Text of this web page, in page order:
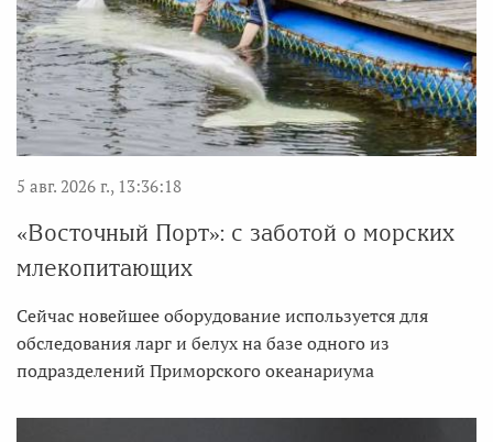
5 авг. 2026 г., 13:36:18
«Восточный Порт»: с заботой о морских
млекопитающих
Сейчас новейшее оборудование используется для
обследования ларг и белух на базе одного из
подразделений Приморского океанариума